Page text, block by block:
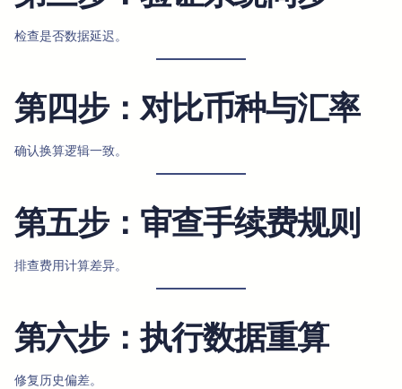
检查是否数据延迟。
第四步：对比币种与汇率
确认换算逻辑一致。
第五步：审查手续费规则
排查费用计算差异。
第六步：执行数据重算
修复历史偏差。